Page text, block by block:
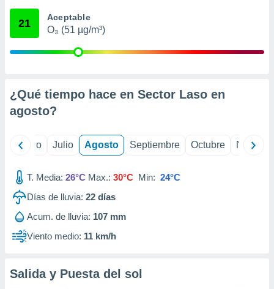
e
publicidad
1199
21 Aceptable
O₃ (51 µg/m³)
¿Qué tiempo hace en Sector Laso en
agosto?
Junio Julio Agosto Septiembre Octubre
T. Media: 26°C Max.: 30°C Min: 24°C
Días de lluvia: 22 días
Acum. de lluvia: 107 mm
Viento medio: 11 km/h
Salida y Puesta del sol